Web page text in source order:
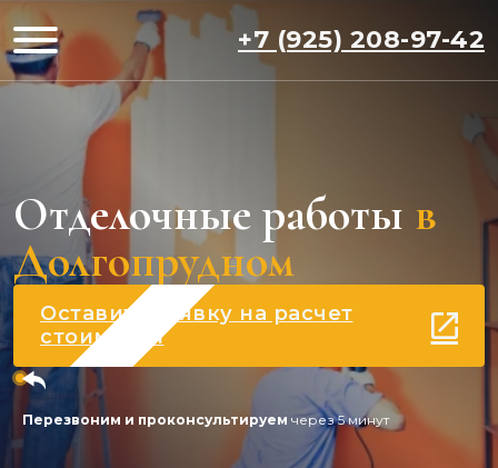
+7 (925) 208-97-42
Отделочные работы в
Долгопрудном
Оставить заявку на расчет
стоимости
Перезвоним и проконсультируем через 5 минут